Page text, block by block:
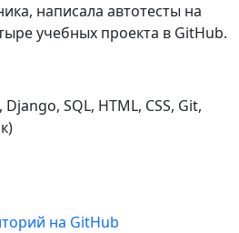
написала автотесты на
учебных проекта в GitHub.
SQL, HTML, CSS, Git,
на GitHub